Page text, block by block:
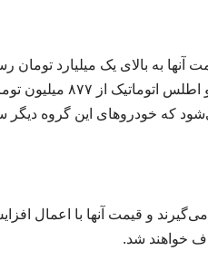
به بالای یک میلیارد تومان
می‌شود که خودروهای این گروه دیگر
و قیمت آنها با اعمال
خواهند شد.